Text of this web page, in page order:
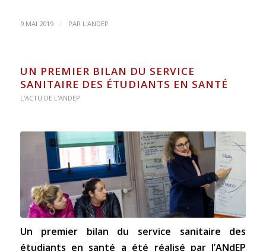
9 MAI 2019 / PAR L'ANDEP
UN PREMIER BILAN DU SERVICE
SANITAIRE DES ÉTUDIANTS EN SANTÉ
L'ACTU DE L'ANDEP
Un premier bilan du service sanitaire des
étudiants en santé a été réalisé par l’ANdEP